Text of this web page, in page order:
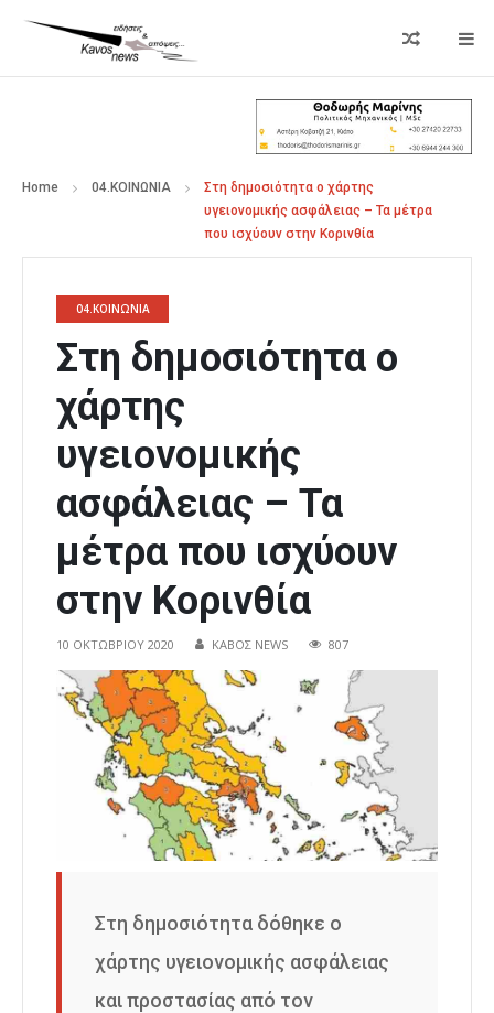
Home 04.ΚΟΙΝΩΝΙΑ
Στη δημοσιότητα ο χάρτης
υγειονομικής ασφάλειας – Τα μέτρα
που ισχύουν στην Κορινθία
04.ΚΟΙΝΩΝΙΑ
Στη δημοσιότητα ο
χάρτης
υγειονομικής
ασφάλειας – Τα
μέτρα που ισχύουν
στην Κορινθία
10 ΟΚΤΩΒΡΊΟΥ 2020 ΚΑΒΟΣ NEWS 807
Στη δημοσιότητα δόθηκε ο
χάρτης υγειονομικής ασφάλειας
και προστασίας από τον